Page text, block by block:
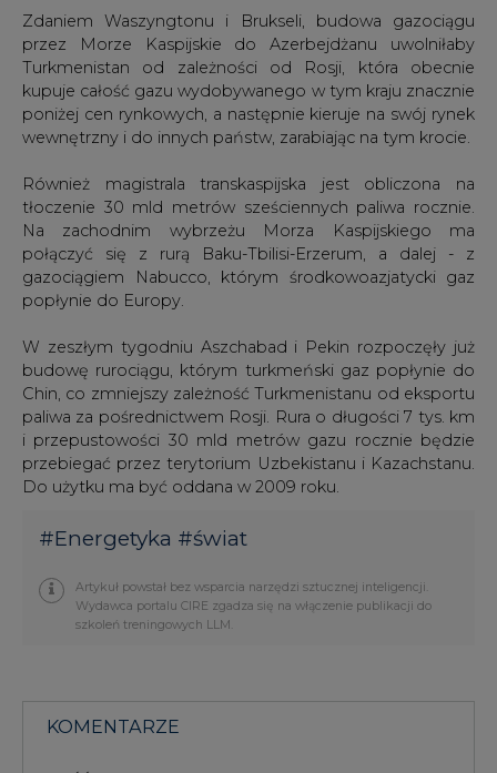
Zdaniem Waszyngtonu i Brukseli, budowa gazociągu
przez Morze Kaspijskie do Azerbejdżanu uwolniłaby
Turkmenistan od zależności od Rosji, która obecnie
kupuje całość gazu wydobywanego w tym kraju znacznie
poniżej cen rynkowych, a następnie kieruje na swój rynek
wewnętrzny i do innych państw, zarabiając na tym krocie.
Również magistrala transkaspijska jest obliczona na
tłoczenie 30 mld metrów sześciennych paliwa rocznie.
Na zachodnim wybrzeżu Morza Kaspijskiego ma
połączyć się z rurą Baku-Tbilisi-Erzerum, a dalej - z
gazociągiem Nabucco, którym środkowoazjatycki gaz
popłynie do Europy.
W zeszłym tygodniu Aszchabad i Pekin rozpoczęły już
budowę rurociągu, którym turkmeński gaz popłynie do
Chin, co zmniejszy zależność Turkmenistanu od eksportu
paliwa za pośrednictwem Rosji. Rura o długości 7 tys. km
i przepustowości 30 mld metrów gazu rocznie będzie
przebiegać przez terytorium Uzbekistanu i Kazachstanu.
Do użytku ma być oddana w 2009 roku.
#Energetyka #świat
Artykuł powstał bez wsparcia narzędzi sztucznej inteligencji.
Wydawca portalu CIRE zgadza się na włączenie publikacji do
szkoleń treningowych LLM.
KOMENTARZE